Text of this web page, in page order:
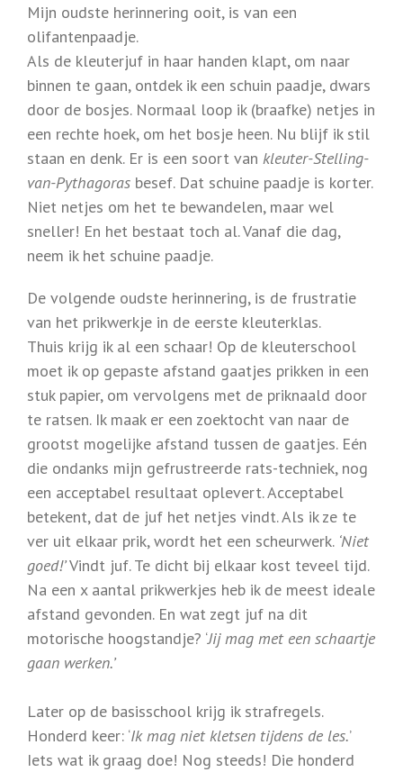
Mijn oudste herinnering ooit, is van een
olifantenpaadje.
Als de kleuterjuf in haar handen klapt, om naar
binnen te gaan, ontdek ik een schuin paadje, dwars
door de bosjes. Normaal loop ik (braafke) netjes in
een rechte hoek, om het bosje heen. Nu blijf ik stil
staan en denk. Er is een soort van kleuter-Stelling-
van-Pythagoras besef. Dat schuine paadje is korter.
Niet netjes om het te bewandelen, maar wel
sneller! En het bestaat toch al. Vanaf die dag,
neem ik het schuine paadje.
De volgende oudste herinnering, is de frustratie
van het prikwerkje in de eerste kleuterklas.
Thuis krijg ik al een schaar! Op de kleuterschool
moet ik op gepaste afstand gaatjes prikken in een
stuk papier, om vervolgens met de priknaald door
te ratsen. Ik maak er een zoektocht van naar de
grootst mogelijke afstand tussen de gaatjes. Eén
die ondanks mijn gefrustreerde rats-techniek, nog
een acceptabel resultaat oplevert. Acceptabel
betekent, dat de juf het netjes vindt. Als ik ze te
ver uit elkaar prik, wordt het een scheurwerk. ‘Niet
goed!’Vindt juf. Te dicht bij elkaar kost teveel tijd.
Na een x aantal prikwerkjes heb ik de meest ideale
afstand gevonden. En wat zegt juf na dit
motorische hoogstandje? ‘Jij mag met een schaartje
gaan werken.’
Later op de basisschool krijg ik strafregels.
Honderd keer: ‘Ik mag niet kletsen tijdens de les.’
Iets wat ik graag doe! Nog steeds! Die honderd